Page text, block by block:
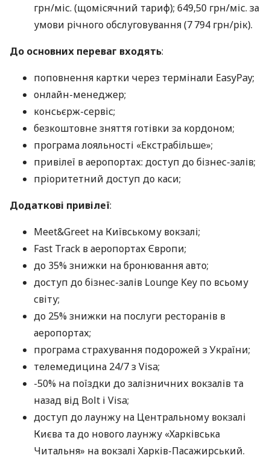
грн/міс. (щомісячний тариф); 649,50 грн/міс. за
умови річного обслуговування (7 794 грн/рік).
До основних переваг входять:
поповнення картки через термінали EasyPay;
онлайн-менеджер;
консьєрж-сервіс;
безкоштовне зняття готівки за кордоном;
програма лояльності «Екстрабільше»;
привілеї в аеропортах: доступ до бізнес-залів;
пріоритетний доступ до каси;
Додаткові привілеї:
Meet&Greet на Київському вокзалі;
Fast Track в аеропортах Європи;
до 35% знижки на бронювання авто;
доступ до бізнес-залів Lounge Key по всьому
світу;
до 25% знижки на послуги ресторанів в
аеропортах;
програма страхування подорожей з України;
телемедицина 24/7 з Visa;
-50% на поїздки до залізничних вокзалів та
назад від Bolt і Visa;
доступ до лаунжу на Центральному вокзалі
Києва та до нового лаунжу «Харківська
Читальня» на вокзалі Харків-Пасажирський.